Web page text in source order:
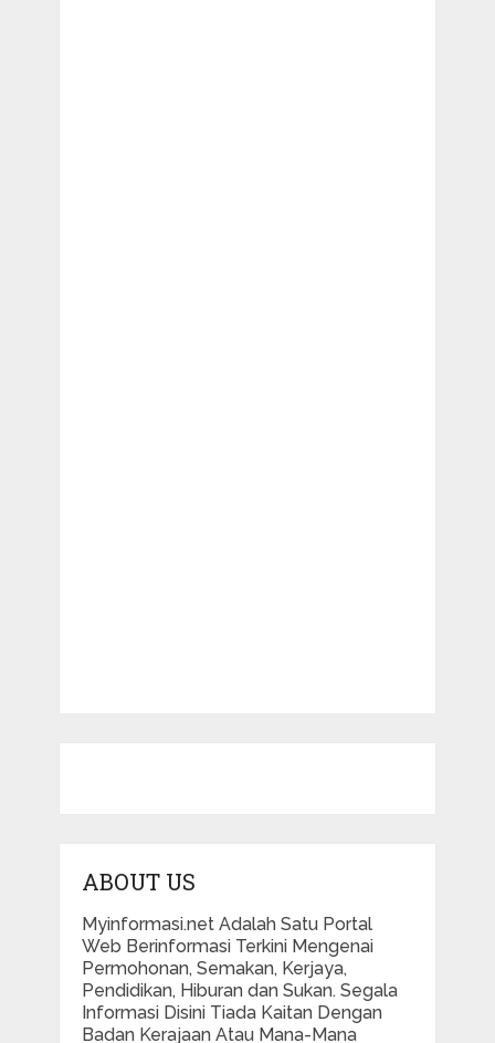
ABOUT US
Myinformasi.net Adalah Satu Portal
Web Berinformasi Terkini Mengenai
Permohonan, Semakan, Kerjaya,
Pendidikan, Hiburan dan Sukan. Segala
Informasi Disini Tiada Kaitan Dengan
Badan Kerajaan Atau Mana-Mana